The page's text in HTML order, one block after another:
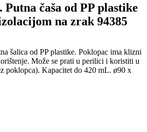
čaša od PP plastike
na zrak 94385
šalica od PP plastike. Poklopac ima klizni
Može se prati u perilici i koristiti u
poklopca). Kapacitet do 420 mL. ø90 x